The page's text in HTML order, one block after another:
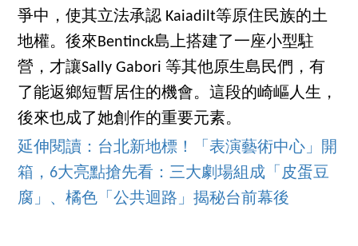
爭中，使其立法承認 Kaiadilt等原住民族的土
地權。後來Bentinck島上搭建了一座小型駐
營，才讓Sally Gabori 等其他原生島民們，有
了能返鄉短暫居住的機會。這段的崎嶇人生，
後來也成了她創作的重要元素。
延伸閱讀：台北新地標！「表演藝術中心」開
箱，6大亮點搶先看：三大劇場組成「皮蛋豆
腐」、橘色「公共迴路」揭秘台前幕後